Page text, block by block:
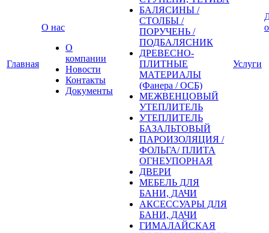
Главная
О нас
О
компании
Новости
Контакты
Документы
БАЛЯСИНЫ /
СТОЛБЫ /
ПОРУЧЕНЬ /
ПОДБАЛЯСНИК
ДРЕВЕСНО-
ПЛИТНЫЕ
МАТЕРИАЛЫ
(Фанера / ОСБ)
МЕЖВЕНЦОВЫЙ
УТЕПЛИТЕЛЬ
УТЕПЛИТЕЛЬ
БАЗАЛЬТОВЫЙ
ПАРОИЗОЛЯЦИЯ /
ФОЛЬГА/ ПЛИТА
ОГНЕУПОРНАЯ
ДВЕРИ
МЕБЕЛЬ ДЛЯ
БАНИ, ДАЧИ
АКСЕССУАРЫ ДЛЯ
БАНИ, ДАЧИ
ГИМАЛАЙСКАЯ
Услуги